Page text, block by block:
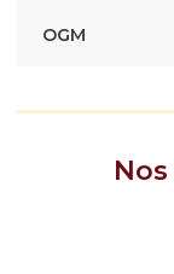
OGM
Nos